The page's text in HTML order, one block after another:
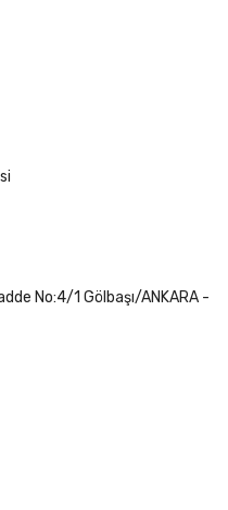
No:4/1 Gölbaşı/ANKARA -